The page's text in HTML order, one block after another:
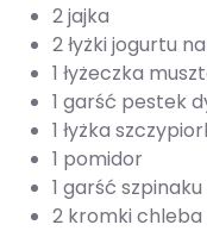
2 jajka
2 łyżki jogurtu
1 łyżeczka
1 garść pestek
1 łyżka
1 pomidor
1 garść szpinaku
2 kromki